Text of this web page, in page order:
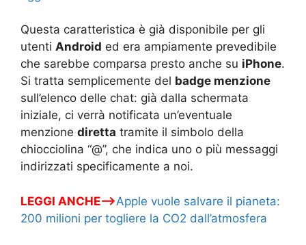
Questa caratteristica è già disponibile per gli
utenti Android ed era ampiamente prevedibile
che sarebbe comparsa presto anche su iPhone.
Si tratta semplicemente del badge menzione
sull’elenco delle chat: già dalla schermata
iniziale, ci verrà notificata un’eventuale
menzione diretta tramite il simbolo della
chiocciolina “@”, che indica uno o più messaggi
indirizzati specificamente a noi.
LEGGI ANCHE—>Apple vuole salvare il pianeta:
200 milioni per togliere la CO2 dall’atmosfera